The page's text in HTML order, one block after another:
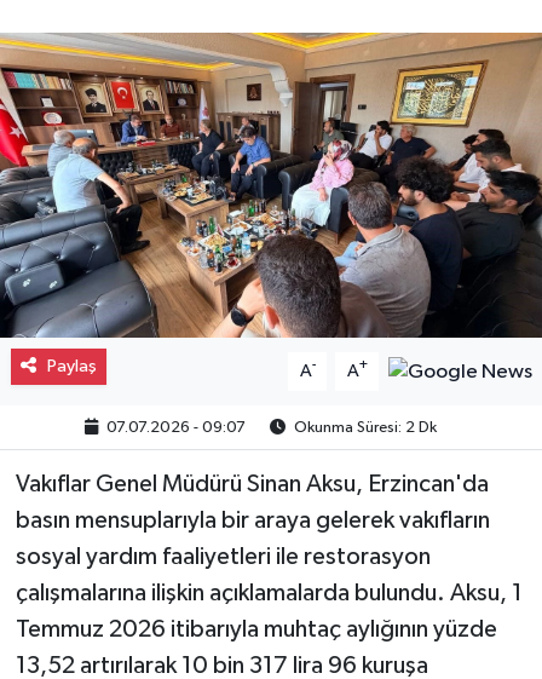
Paylaş A- A+
07.07.2026 - 09:07 Okunma Süresi: 2 Dk
Vakıflar Genel Müdürü Sinan Aksu, Erzincan'da
basın mensuplarıyla bir araya gelerek vakıfların
sosyal yardım faaliyetleri ile restorasyon
çalışmalarına ilişkin açıklamalarda bulundu. Aksu, 1
Temmuz 2026 itibarıyla muhtaç aylığının yüzde
13,52 artırılarak 10 bin 317 lira 96 kuruşa
Spor
Eğitim